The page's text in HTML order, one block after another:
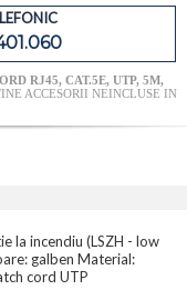
RJ45, CAT.5E, UTP, 5M,
ACCESORII NEINCLUSE IN
la incendiu (LSZH - low
galben Material:
cord UTP